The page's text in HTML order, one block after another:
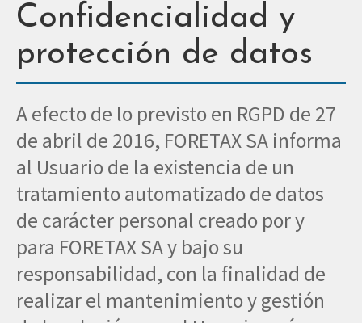
Confidencialidad y
protección de datos
A efecto de lo previsto en RGPD de 27
de abril de 2016, FORETAX SA informa
al Usuario de la existencia de un
tratamiento automatizado de datos
de carácter personal creado por y
para FORETAX SA y bajo su
responsabilidad, con la finalidad de
realizar el mantenimiento y gestión